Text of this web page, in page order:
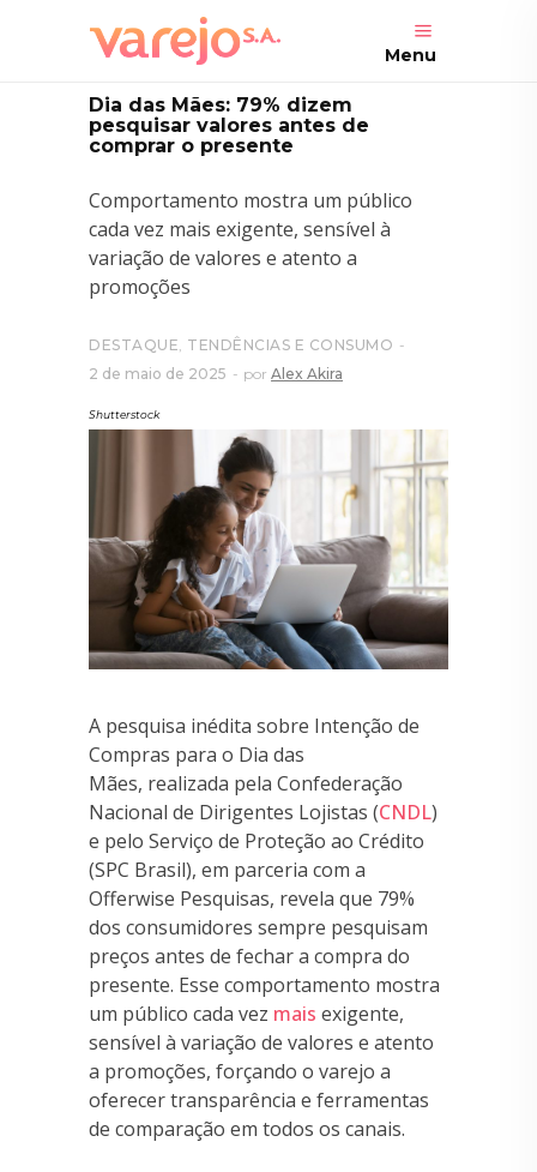
Menu
Dia das Mães: 79% dizem
pesquisar valores antes de
comprar o presente
Comportamento mostra um público
cada vez mais exigente, sensível à
variação de valores e atento a
promoções
DESTAQUE, TENDÊNCIAS E CONSUMO
2 de maio de 2025
por Alex Akira
Shutterstock
A pesquisa inédita sobre Intenção de
Compras para o Dia das
Mães, realizada pela Confederação
Nacional de Dirigentes Lojistas (CNDL)
e pelo Serviço de Proteção ao Crédito
(SPC Brasil), em parceria com a
Offerwise Pesquisas, revela que 79%
dos consumidores sempre pesquisam
preços antes de fechar a compra do
presente. Esse comportamento mostra
um público cada vez mais exigente,
sensível à variação de valores e atento
a promoções, forçando o varejo a
oferecer transparência e ferramentas
de comparação em todos os canais.